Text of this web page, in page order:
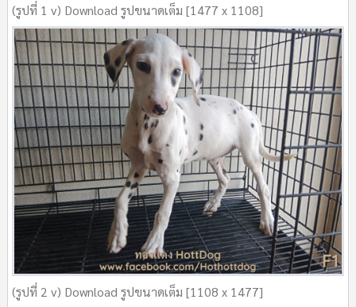
(รูปที่ 1 v) Download รูปขนาดเต็ม [1477 x 1108]
(รูปที่ 2 v) Download รูปขนาดเต็ม [1108 x 1477]